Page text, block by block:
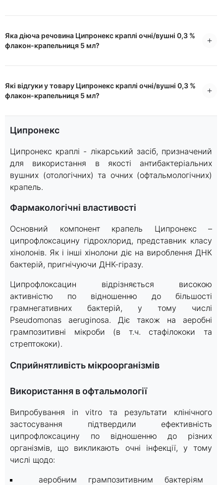
Яка діюча речовина Ципронекс краплі очні/вушні 0,3 %
флакон-крапельниця 5 мл?
Які відгуки у товару Ципронекс краплі очні/вушні 0,3 %
флакон-крапельниця 5 мл?
Ципронекс
Ципронекс краплі - лікарський засіб, призначений
для використання в якості антибактеріальних
вушних (отологічних) та очних (офтальмологічних)
крапель.
Фармакологічні властивості
Основний компонент крапель Ципронекс –
ципрофлоксацину гідрохлорид, представник класу
хінолонів. Як і інші хінолони діє на вироблення ДНК
бактерій, пригнічуючи ДНК-гіразу.
Ципрофлоксацин відрізняється високою
активністю по відношенню до більшості
грамнегативних бактерій, у тому числі
Pseudomonas aeruginosa. Діє також на аеробні
грампозитивні мікроби (в т.ч. стафілококи та
стрептококи).
Сприйнятливість мікроорганізмів
Використання в офтальмології
Випробування in vitro та результати клінічного
застосування підтвердили ефективність
ципрофлоксацину по відношенню до різних
організмів, що викликають очні інфекції, у тому
числі щодо:
аеробним грампозитивним бактеріям